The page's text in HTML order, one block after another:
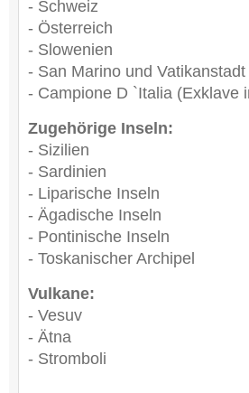
- Schweiz
- Österreich
- Slowenien
- San Marino und
- Campione D `Italia (Exklave
Zugehörige Inseln:
- Sizilien
- Sardinien
- Liparische Inseln
- Ägadische Inseln
- Pontinische Inseln
- Toskanischer Archipel
Vulkane:
- Vesuv
- Ätna
- Stromboli